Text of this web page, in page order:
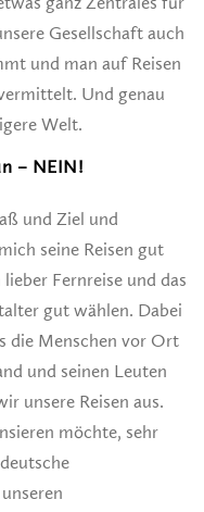
Gesellschaft auch
und man auf Reisen
Und genau
Welt.
– NEIN!
und Ziel und
seine Reisen gut
Fernreise und das
gut wählen. Dabei
die Menschen vor Ort
und seinen Leuten
unsere Reisen aus.
möchte, sehr